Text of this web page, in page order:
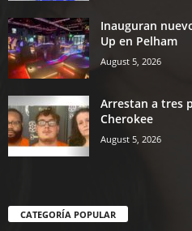
Inauguran
Up en Pelham
August 5, 2026
Arrestan a tres
Cherokee
August 5, 2026
CATEGORÍA POPULAR